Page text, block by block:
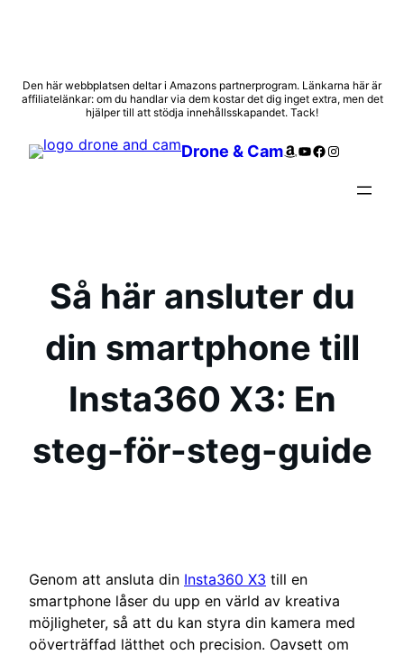
Hoppa
till
Den här webbplatsen deltar i Amazons partnerprogram. Länkarna här är
affiliatelänkar: om du handlar via dem kostar det dig inget extra, men det
hjälper till att stödja innehållsskapandet. Tack!
Drone & CamAmazon
YouTube
Facebook
Instagram
Så här ansluter du
din smartphone till
Insta360 X3: En
steg-för-steg-guide
Genom att ansluta din Insta360 X3 till en
smartphone låser du upp en värld av kreativa
möjligheter, så att du kan styra din kamera med
oöverträffad lätthet och precision. Oavsett om